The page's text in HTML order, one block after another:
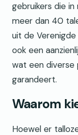
gebruikers die
meer dan 40
uit de
ook een
wat een diverse
garandeert.
Waarom
Hoewel er